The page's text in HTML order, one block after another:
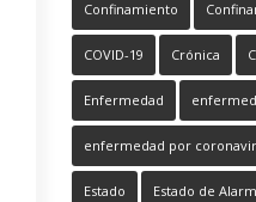
Confinamiento
COVID-19 Crónica
Enfermedad
enfermedad por
Estado Estado de